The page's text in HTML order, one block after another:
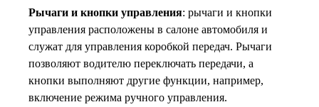
Рычаги и кнопки управления: рычаги и кнопки
управления расположены в салоне автомобиля и
служат для управления коробкой передач. Рычаги
позволяют водителю переключать передачи, а
кнопки выполняют другие функции, например,
включение режима ручного управления.